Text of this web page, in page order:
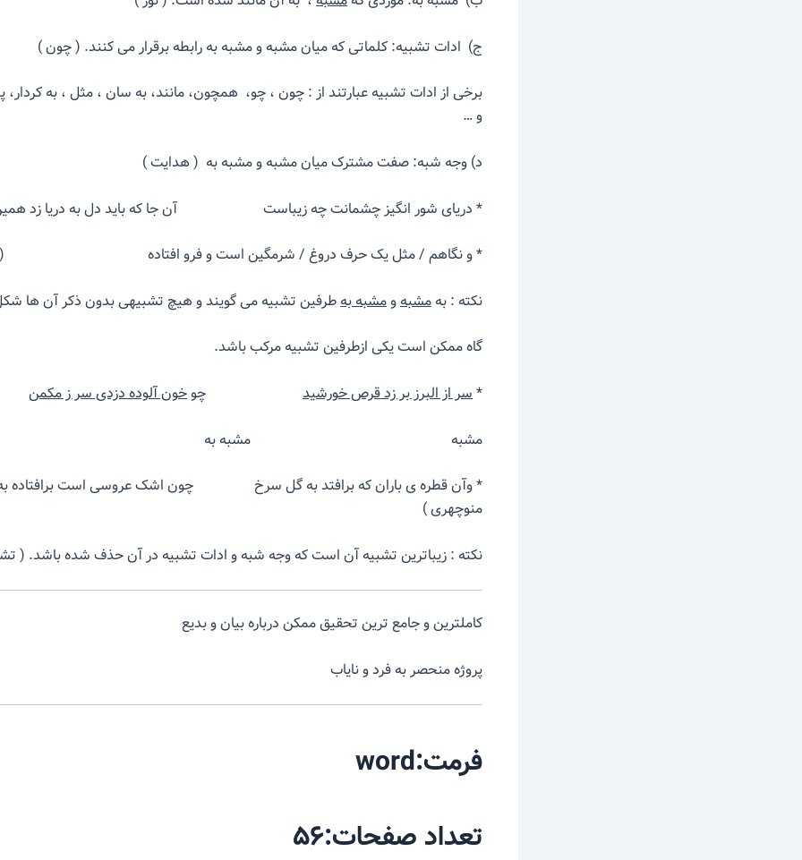
ج) ادات تشبیه: کلماتی که میان مشبه و مشبه به رابطه برقرار می کنند. ( چون )
برخی از ادات تشبیه عبارتند از : چون ، چو، همچون، مانند، به سان ، مثل ، به کردار،
و …
د) وجه شبه: صفت مشترک میان مشبه و مشبه به ( هدایت )
* دریای شور انگیز چشمانت چه زیباست آن جا که باید دل به دریا زد
* و نگاهم / مثل یک حرف دروغ / شرمگین است و فرو افتاده (
نکته : به مشبهو مشبه بهطرفین تشبیه می گویند و هیچ تشبیهی بدون ذکر آن ها
گاه ممکن است یکی ازطرفین تشبیه مرکب باشد.
*‌سر از البرز بر زد قرص خورشید چو خون آلوده دزدی سر ز مکمن
مشبه مشبه به
* وآن قطره ی باران که برافتد به گل سرخ چون اشک عروسی است برافتاده
منوچهری )
نکته : زیباترین تشبیه آن است که وجه شبه و ادات تشبیه در آن حذف شده باشد. (
کاملترین و جامع ترین تحقیق ممکن درباره بیان و بدیع
پروژه منحصر به فرد و نایاب
فرمت:word
تعداد صفحات:۵۶